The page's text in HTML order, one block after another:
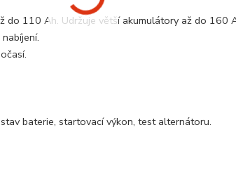
do 110 Ah. Udržuje větší akumulátory až do 160
baterie, startovací výkon, test alternátoru.